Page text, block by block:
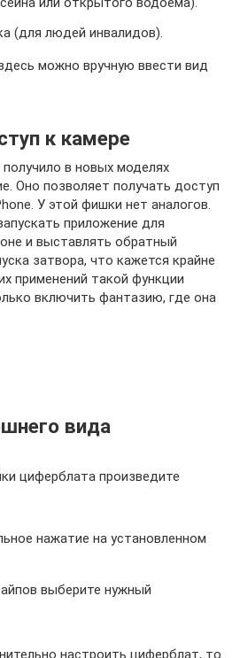
(для людей инвалидов).
можно вручную ввести вид
к камере
в новых моделях
Оно позволяет получать доступ
У этой фишки нет аналогов.
приложение для
и выставлять обратный
затвора, что кажется крайне
применений такой функции
включить фантазию, где она
вида
циферблата произведите
нажатие на установленном
выберите нужный
настроить циферблат, то